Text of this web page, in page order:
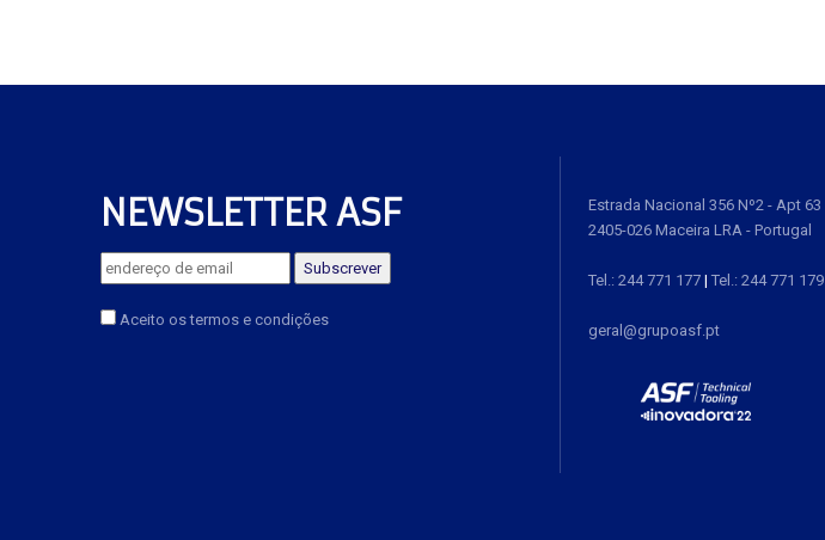
NEWSLETTER ASF
Aceito os termos e condições
Estrada Nacional 356 Nº2 - Apt 63
2405-026 Maceira LRA - Portugal
Tel.: 244 771 177 | Tel.: 244 771 179
geral@grupoasf.pt